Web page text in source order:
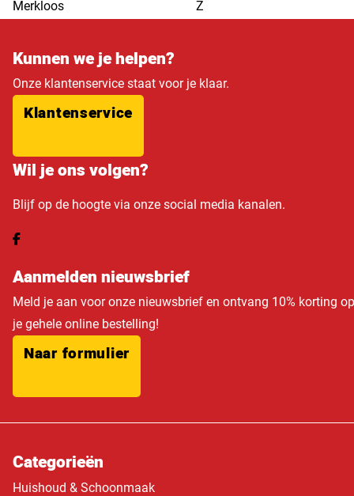
Merkloos Z
Kunnen we je helpen?
Onze klantenservice staat voor je klaar.
Klantenservice
Wil je ons volgen?
Blijf op de hoogte via onze social media kanalen.
Aanmelden nieuwsbrief
Meld je aan voor onze nieuwsbrief en ontvang 10% korting op
je gehele online bestelling!
Naar formulier
Categorieën
Huishoud & Schoonmaak